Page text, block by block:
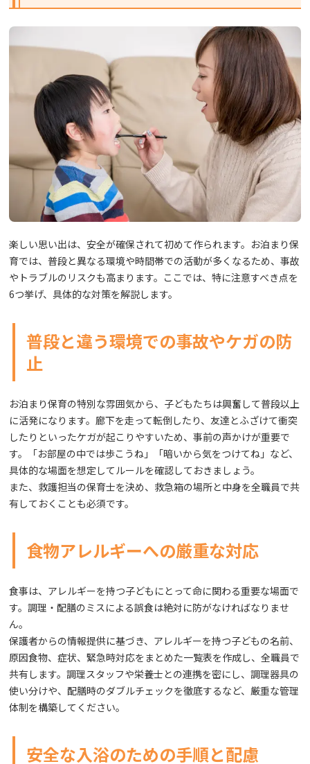
楽しい思い出は、安全が確保されて初めて作られます。お泊まり保
育では、普段と異なる環境や時間帯での活動が多くなるため、事故
やトラブルのリスクも高まります。ここでは、特に注意すべき点を
6つ挙げ、具体的な対策を解説します。
普段と違う環境での事故やケガの防
止
お泊まり保育の特別な雰囲気から、子どもたちは興奮して普段以上
に活発になります。廊下を走って転倒したり、友達とふざけて衝突
したりといったケガが起こりやすいため、事前の声かけが重要で
す。「お部屋の中では歩こうね」「暗いから気をつけてね」など、
具体的な場面を想定してルールを確認しておきましょう。
また、救護担当の保育士を決め、救急箱の場所と中身を全職員で共
有しておくことも必須です。
食物アレルギーへの厳重な対応
食事は、アレルギーを持つ子どもにとって命に関わる重要な場面で
す。調理・配膳のミスによる誤食は絶対に防がなければなりませ
ん。
保護者からの情報提供に基づき、アレルギーを持つ子どもの名前、
原因食物、症状、緊急時対応をまとめた一覧表を作成し、全職員で
共有します。調理スタッフや栄養士との連携を密にし、調理器具の
使い分けや、配膳時のダブルチェックを徹底するなど、厳重な管理
体制を構築してください。
安全な入浴のための手順と配慮